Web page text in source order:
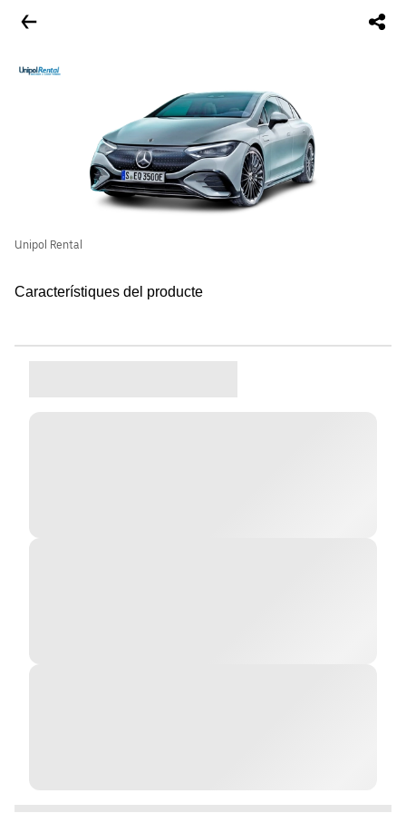
Unipol Rental
Característiques del producte